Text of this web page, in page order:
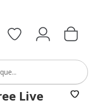
Live